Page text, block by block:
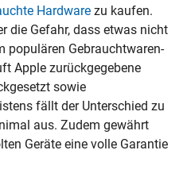
Hardware zu kaufen.
die Gefahr, dass etwas nicht
populären Gebrauchtwaren-
Apple zurückgegebene
sowie
fällt der Unterschied zu
aus. Zudem gewährt
Geräte eine volle Garantie